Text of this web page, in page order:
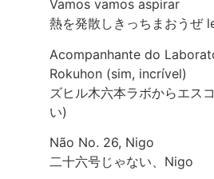
Vamos vamos aspirar
熱を発散しきっちまおうぜ
Acompanhante do
Rokuhon (sim, incrível)
ズヒル木六本ラボからエス
い)
Não No. 26, Nigo
二十六号じゃない、Nigo